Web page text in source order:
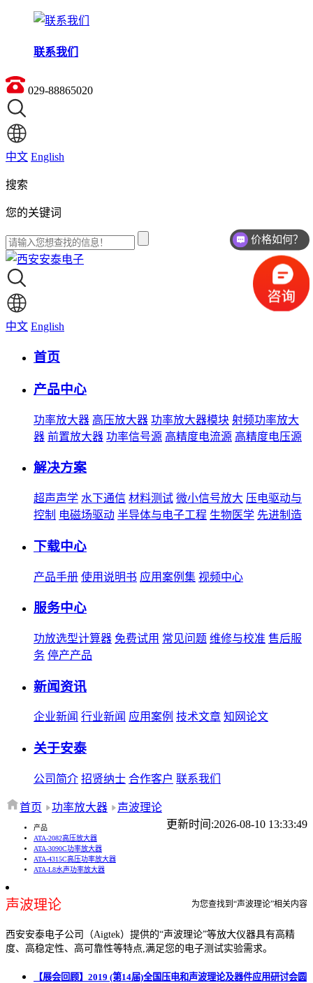
联系我们
029-88865020
中文 English
搜索
您的关键词
中文 English
首页
产品中心
功率放大器 高压放大器 功率放大器模块 射频功率放大
器 前置放大器 功率信号源 高精度电流源 高精度电压源
解决方案
超声声学 水下通信 材料测试 微小信号放大 压电驱动与
控制 电磁场驱动 半导体与电子工程 生物医学 先进制造
下载中心
产品手册 使用说明书 应用案例集 视频中心
服务中心
功放选型计算器 免费试用 常见问题 维修与校准 售后服
务 停产产品
新闻资讯
企业新闻 行业新闻 应用案例 技术文章 知网论文
关于安泰
公司简介 招贤纳士 合作客户 联系我们
首页 功率放大器
声波理论
更新时间:2026-08-10 13:33:49
产品
ATA-2082高压放大器
ATA-3090C功率放大器
ATA-4315C高压功率放大器
ATA-L8水声功率放大器
声波理论 为您查找到“声波理论”相关内容
西安安泰电子公司（Aigtek）提供的“声波理论”等放大仪器具有高精
度、高稳定性、高可靠性等特点,满足您的电子测试实验需求。
【展会回顾】2019 (第14届)全国压电和声波理论及器件应用研讨会圆
价格如何？